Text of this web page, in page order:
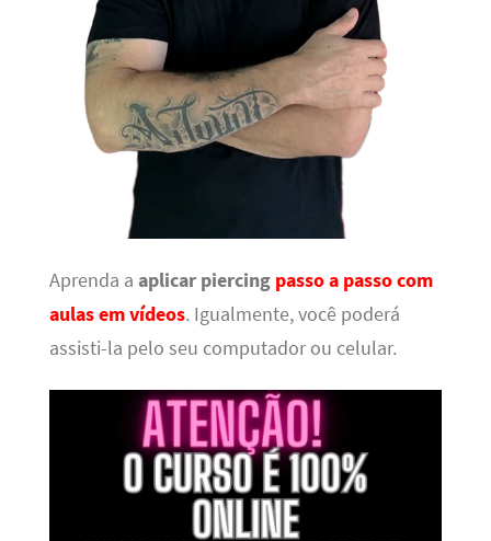
Aprenda a aplicar piercing passo a passo com
aulas em vídeos. Igualmente, você poderá
assisti-la pelo seu computador ou celular.